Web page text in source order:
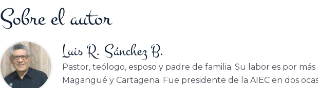
Sobre el autor
Luis R. Sánchez B.
Pastor, teólogo, esposo y padre de familia. Su labor es por
Magangué y Cartagena. Fue presidente de la AIEC en dos